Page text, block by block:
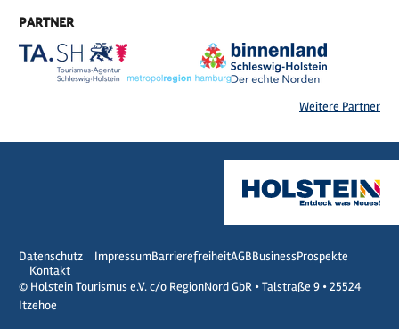
PARTNER
Weitere Partner
Datenschutz ImpressumBarrierefreiheitAGBBusinessProspekte
Kontakt
© Holstein Tourismus e.V. c/o RegionNord GbR • Talstraße 9 • 25524
Itzehoe